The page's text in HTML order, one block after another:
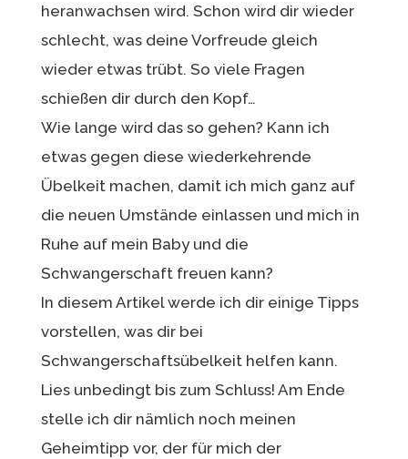
heranwachsen wird. Schon wird dir wieder
schlecht, was deine Vorfreude gleich
wieder etwas trübt. So viele Fragen
schießen dir durch den Kopf…
Wie lange wird das so gehen? Kann ich
etwas gegen diese wiederkehrende
Übelkeit machen, damit ich mich ganz auf
die neuen Umstände einlassen und mich in
Ruhe auf mein Baby und die
Schwangerschaft freuen kann?
In diesem Artikel werde ich dir einige Tipps
vorstellen, was dir bei
Schwangerschaftsübelkeit helfen kann.
Lies unbedingt bis zum Schluss! Am Ende
stelle ich dir nämlich noch meinen
Geheimtipp vor, der für mich der